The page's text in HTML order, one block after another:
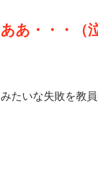
ああ・・・（
みたいな失敗を教